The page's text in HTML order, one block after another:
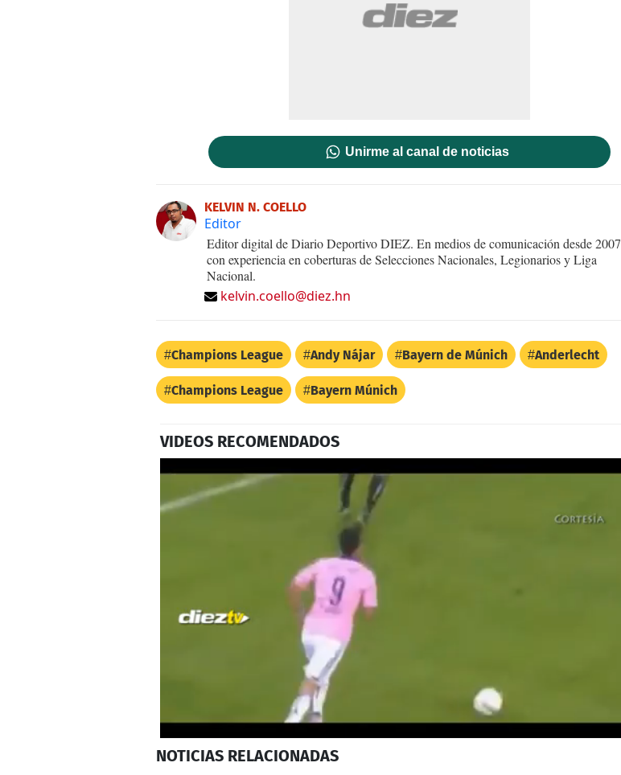
Unirme al canal de noticias
KELVIN N. COELLO
Editor
Editor digital de Diario Deportivo DIEZ. En medios de comunicación desde 2007
con experiencia en coberturas de Selecciones Nacionales, Legionarios y Liga
Nacional.
kelvin.coello@diez.hn
Champions League Andy Nájar Bayern de Múnich Anderlecht
Champions League Bayern Múnich
VIDEOS RECOMENDADOS
seconds
NOTICIAS RELACIONADAS